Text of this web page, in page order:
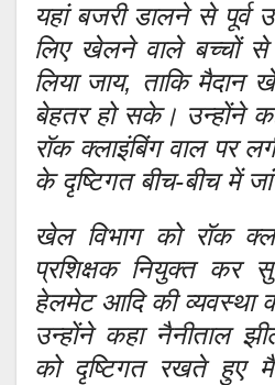
यहां बजरी डालने से
लिए खेलने वाले बच्चों
लिया जाय, ताकि मैदान
बेहतर हो सके। उन्होंने
रॉक क्लाइंबिंग वाल पर
के दृष्टिगत बीच-बीच में
खेल विभाग को रॉक
प्रशिक्षक नियुक्त कर
हेलमेट आदि की व्यवस्था
उन्होंने कहा नैनीताल
को दृष्टिगत रखते हुए